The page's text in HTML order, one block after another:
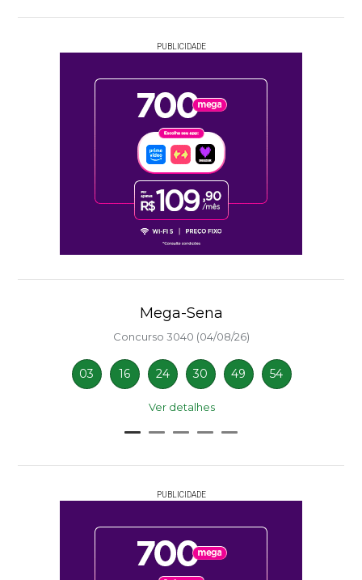
PUBLICIDADE
Mega-Sena
Concurso 3040 (04/08/26)
03 16 24 30 49 54
Ver detalhes
PUBLICIDADE